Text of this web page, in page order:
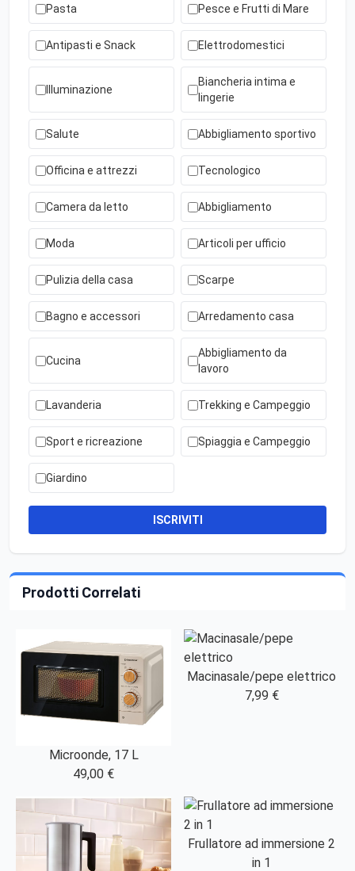
Pasta Pesce e Frutti di Mare
Antipasti e Snack Elettrodomestici
Illuminazione
Biancheria intima e
lingerie
Salute Abbigliamento sportivo
Officina e attrezzi Tecnologico
Camera da letto Abbigliamento
Moda Articoli per ufficio
Pulizia della casa Scarpe
Bagno e accessori Arredamento casa
Cucina
Abbigliamento da
lavoro
Lavanderia Trekking e Campeggio
Sport e ricreazione Spiaggia e Campeggio
Giardino
ISCRIVITI
Prodotti Correlati
Microonde, 17 L
49,00 €
Macinasale/pepe elettrico
7,99 €
Frullatore ad immersione 2
in 1